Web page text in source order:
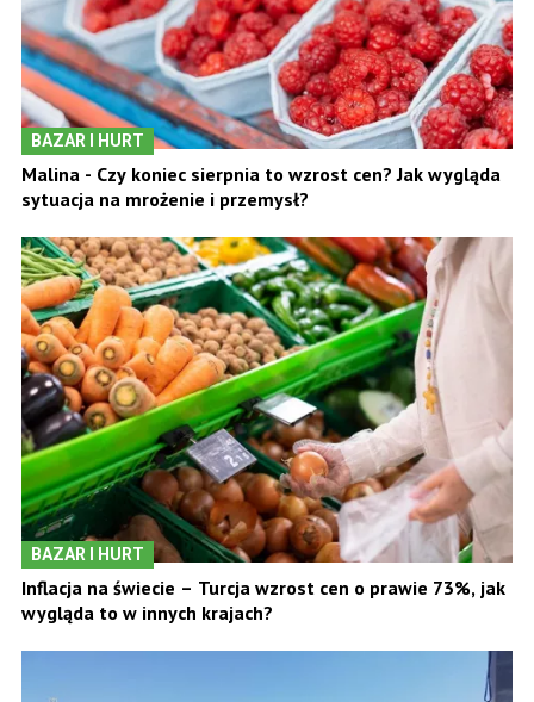
BAZAR I HURT
Malina - Czy koniec sierpnia to wzrost cen? Jak wygląda
sytuacja na mrożenie i przemysł?
BAZAR I HURT
Inflacja na świecie – Turcja wzrost cen o prawie 73%, jak
wygląda to w innych krajach?